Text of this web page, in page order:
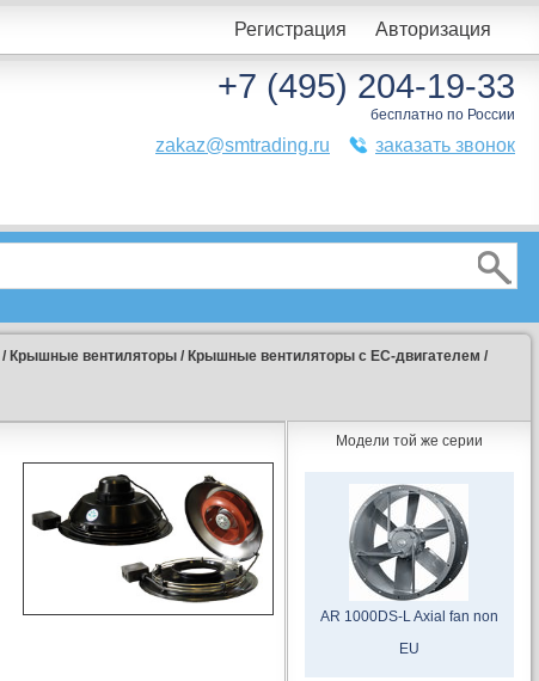
Регистрация Авторизация
+7 (495) 204-19-33
бесплатно по России
zakaz@smtrading.ru заказать звонок
/ Крышные вентиляторы / Крышные вентиляторы с EC-двигателем /
Модели той же серии
AR 1000DS-L Axial fan non
EU